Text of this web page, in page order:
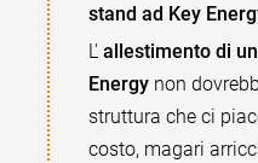
stand ad Key
L'allestimento di
Energy non
struttura che ci
costo, magari